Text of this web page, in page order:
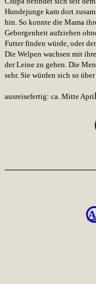
Hundejunge kam dort
hin. So konnte die Mama
Geborgenheit aufziehen
Futter finden würde, oder
Die Welpen wachsen mit
der Leine zu gehen. Die
sehr. Sie würden sich so
ausreisefertig: ca. Mitte April